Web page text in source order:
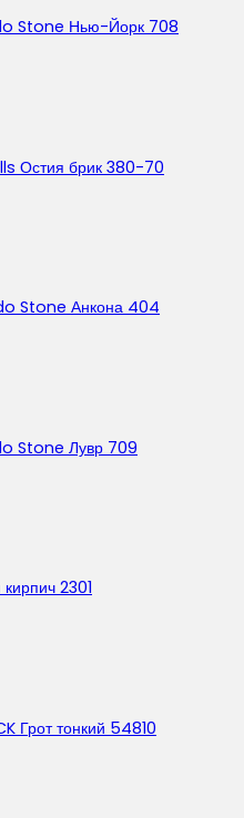
Stone Нью-Йорк 708
Остия брик 380-70
Stone Анкона 404
Stone Лувр 709
2301
Грот тонкий 54810